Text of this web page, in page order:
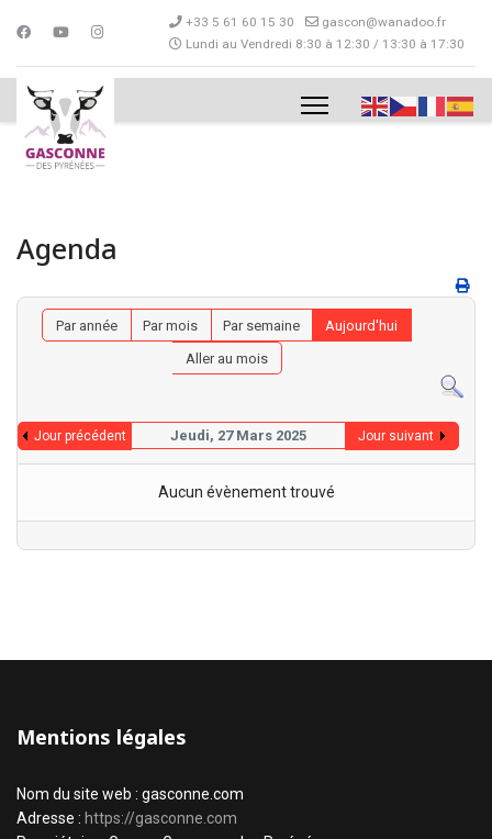
+33 5 61 60 15 30
gascon@wanadoo.fr
Lundi au Vendredi 8:30 à 12:30 / 13:30 à 17:30
Agenda
Par année Par mois Par semaine
Aujourd'hui
Aller au mois
Jour précédent Jeudi, 27 Mars 2025 Jour suivant
Aucun évènement trouvé
Mentions légales
Nom du site web : gasconne.com
Adresse : https://gasconne.com